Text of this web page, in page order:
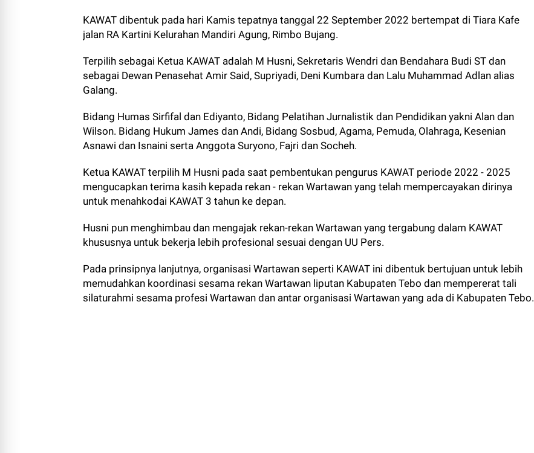
KAWAT dibentuk pada hari Kamis tepatnya tanggal 22 September 2022 bertempat di Tiara Kafe
jalan RA Kartini Kelurahan Mandiri Agung, Rimbo Bujang.
Terpilih sebagai Ketua KAWAT adalah M Husni, Sekretaris Wendri dan Bendahara Budi ST dan
sebagai Dewan Penasehat Amir Said, Supriyadi, Deni Kumbara dan Lalu Muhammad Adlan alias
Galang.
Bidang Humas Sirfifal dan Ediyanto, Bidang Pelatihan Jurnalistik dan Pendidikan yakni Alan dan
Wilson. Bidang Hukum James dan Andi, Bidang Sosbud, Agama, Pemuda, Olahraga, Kesenian
Asnawi dan Isnaini serta Anggota Suryono, Fajri dan Socheh.
Ketua KAWAT terpilih M Husni pada saat pembentukan pengurus KAWAT periode 2022 - 2025
mengucapkan terima kasih kepada rekan - rekan Wartawan yang telah mempercayakan dirinya
untuk menahkodai KAWAT 3 tahun ke depan.
Husni pun menghimbau dan mengajak rekan-rekan Wartawan yang tergabung dalam KAWAT
khususnya untuk bekerja lebih profesional sesuai dengan UU Pers.
Pada prinsipnya lanjutnya, organisasi Wartawan seperti KAWAT ini dibentuk bertujuan untuk lebih
memudahkan koordinasi sesama rekan Wartawan liputan Kabupaten Tebo dan mempererat tali
silaturahmi sesama profesi Wartawan dan antar organisasi Wartawan yang ada di Kabupaten Tebo.